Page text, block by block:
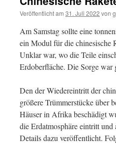
Veröffentlicht am 31. Juli 2022 von
Am Samstag sollte eine
ein Modul für die chinesische
Unklar war, wo die Teile
Erdoberfläche. Die Sorge war
Den der Wiedereintritt der
größere Trümmerstücke über
Häuser in Afrika beschädigt
die Erdatmosphäre eintritt
Details dazu veröffentlicht.